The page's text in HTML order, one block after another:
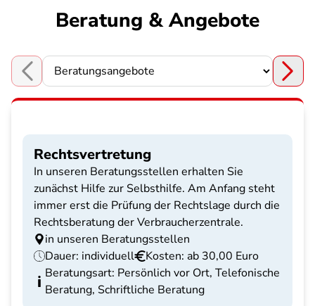
Beratung & Angebote
Choose a section
Rechtsvertretung
In unseren Beratungsstellen erhalten Sie
zunächst Hilfe zur Selbsthilfe. Am Anfang steht
immer erst die Prüfung der Rechtslage durch die
Rechtsberatung der Verbraucherzentrale.
in unseren Beratungsstellen
Dauer: individuell
Kosten: ab 30,00 Euro
Beratungsart: Persönlich vor Ort, Telefonische
Beratung, Schriftliche Beratung